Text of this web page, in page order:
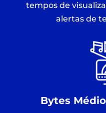
tempos de
alertas de
Bytes